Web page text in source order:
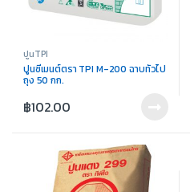
ปูนTPI
ปูนซีเมนต์ตรา TPI M-200 ฉาบทั่วไป
ถุง 50 กก.
฿102.00